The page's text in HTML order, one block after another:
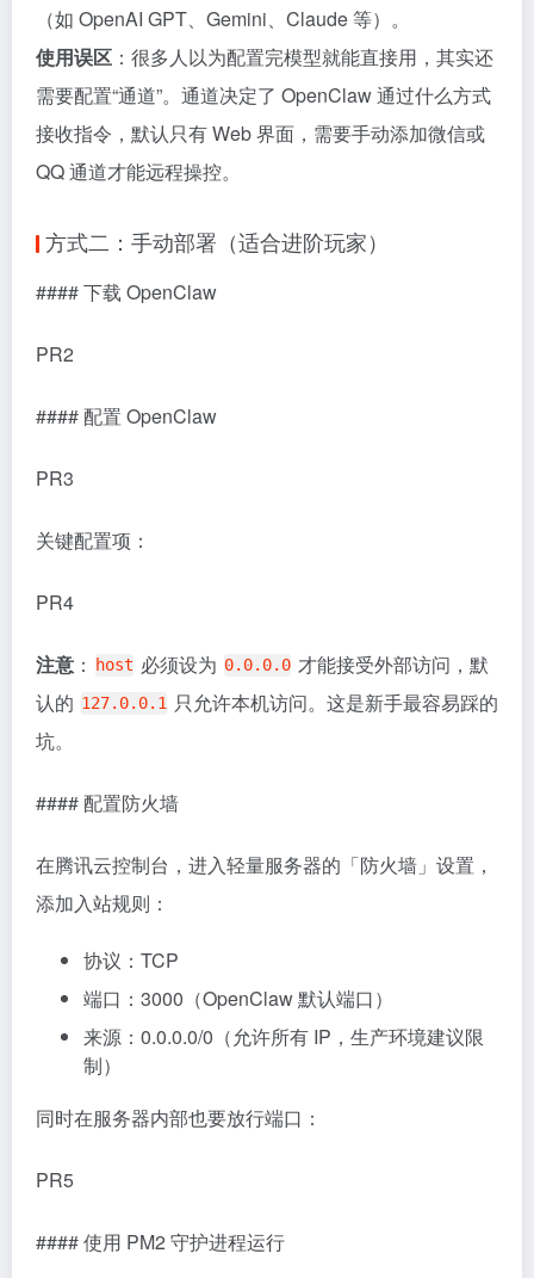
（如 OpenAI GPT、Gemini、Claude 等）。
使用误区 ：很多人以为配置完模型就能直接用，其实还
需要配置“通道”。通道决定了 OpenClaw 通过什么方式
接收指令，默认只有 Web 界面，需要手动添加微信或
QQ 通道才能远程操控。
方式二：手动部署（适合进阶玩家）
#### 下载 OpenClaw
PR2
#### 配置 OpenClaw
PR3
关键配置项：
PR4
注意 ： host 必须设为 0.0.0.0 才能接受外部访问，默
认的 127.0.0.1
只允许本机访问。这是新手最容易踩的
坑。
#### 配置防火墙
在腾讯云控制台，进入轻量服务器的「防火墙」设置，
添加入站规则：
协议：TCP
端口：3000（OpenClaw 默认端口）
来源：0.0.0.0/0（允许所有 IP，生产环境建议限
制）
同时在服务器内部也要放行端口：
PR5
#### 使用 PM2 守护进程运行